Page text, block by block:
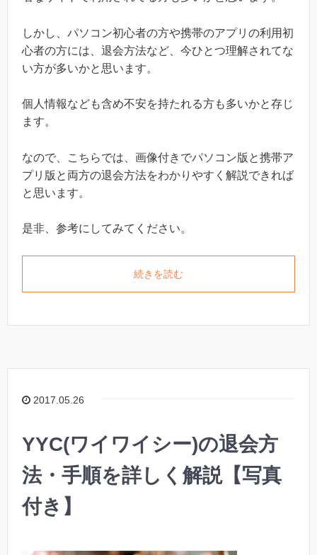
しかし、パソコン初心者の方や携帯のアプリの利用初
心者の方には、退会方法など、今ひとつ理解されてな
い方が多いかと思います。
個人情報なども含め不安を持たれる方も多いかと存じ
ます。
なので、こちらでは、画像付きでパソコン版と携帯ア
プリ版と両方の退会方法をわかりやすく解説できれば
と思います。
是非、参考にしてみてください。
続きを読む
2017.05.26
YYC(ワイワイシー)の退会方
法・手順を詳しく解説【写真
付き】